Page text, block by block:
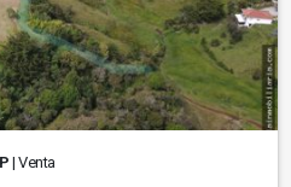
| Venta